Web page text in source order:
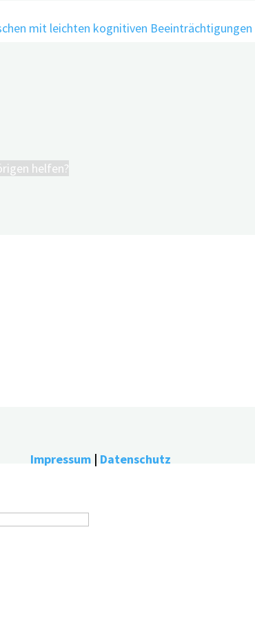
vorher
helfen?
Impressum | Datenschutz